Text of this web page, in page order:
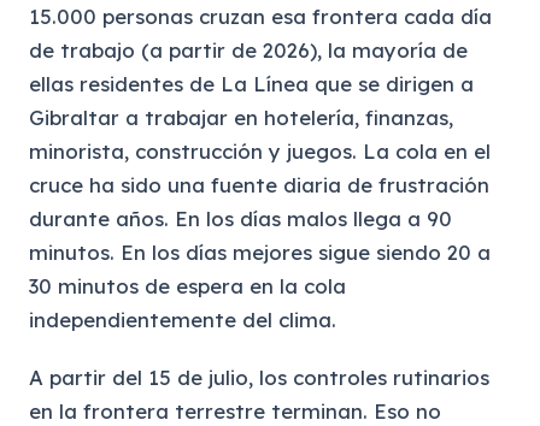
15.000 personas cruzan esa frontera cada día
de trabajo (a partir de 2026), la mayoría de
ellas residentes de La Línea que se dirigen a
Gibraltar a trabajar en hotelería, finanzas,
minorista, construcción y juegos. La cola en el
cruce ha sido una fuente diaria de frustración
durante años. En los días malos llega a 90
minutos. En los días mejores sigue siendo 20 a
30 minutos de espera en la cola
independientemente del clima.
A partir del 15 de julio, los controles rutinarios
en la frontera terrestre terminan. Eso no